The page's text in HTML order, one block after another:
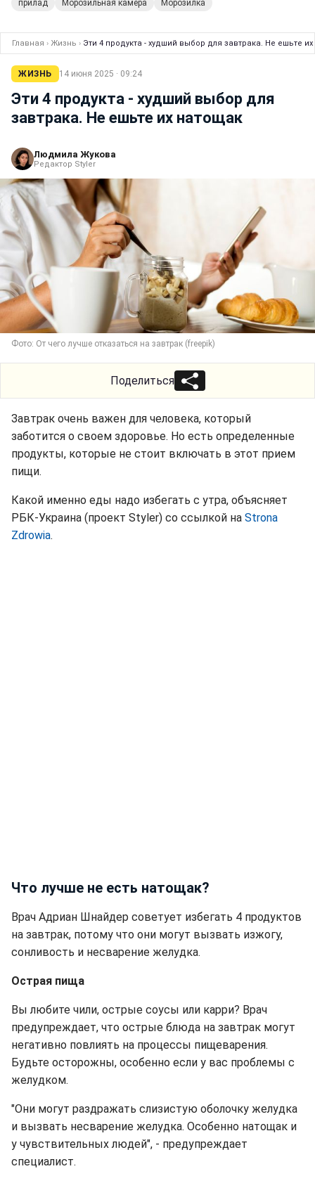
прилад Морозильная камера Морозилка
Главная › Жизнь › Эти 4 продукта - худший выбор для завтрака. Не ешьте
ЖИЗНЬ 14 июня 2025 · 09:24
Эти 4 продукта - худший выбор для
завтрака. Не ешьте их натощак
Людмила Жукова
Редактор Styler
Фото: От чего лучше отказаться на завтрак (freepik)
Поделиться
Завтрак очень важен для человека, который
заботится о своем здоровье. Но есть определенные
продукты, которые не стоит включать в этот прием
пищи.
Какой именно еды надо избегать с утра, объясняет
РБК-Украина (проект Styler) со ссылкой на Strona
Zdrowia.
Что лучше не есть натощак?
Врач Адриан Шнайдер советует избегать 4 продуктов
на завтрак, потому что они могут вызвать изжогу,
сонливость и несварение желудка.
Острая пища
Вы любите чили, острые соусы или карри? Врач
предупреждает, что острые блюда на завтрак могут
негативно повлиять на процессы пищеварения.
Будьте осторожны, особенно если у вас проблемы с
желудком.
"Они могут раздражать слизистую оболочку желудка
и вызвать несварение желудка. Особенно натощак и
у чувствительных людей", - предупреждает
специалист.